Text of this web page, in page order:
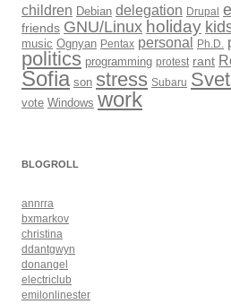
children Debian delegation Drupal
friends GNU/Linux holiday
music Ognyan Pentax personal Ph.D.
politics programming protest rant
Sofia son stress Subaru
vote Windows work
BLOGROLL
annrra
bxmarkov
christina
ddantgwyn
donangel
electriclub
emilonlinester